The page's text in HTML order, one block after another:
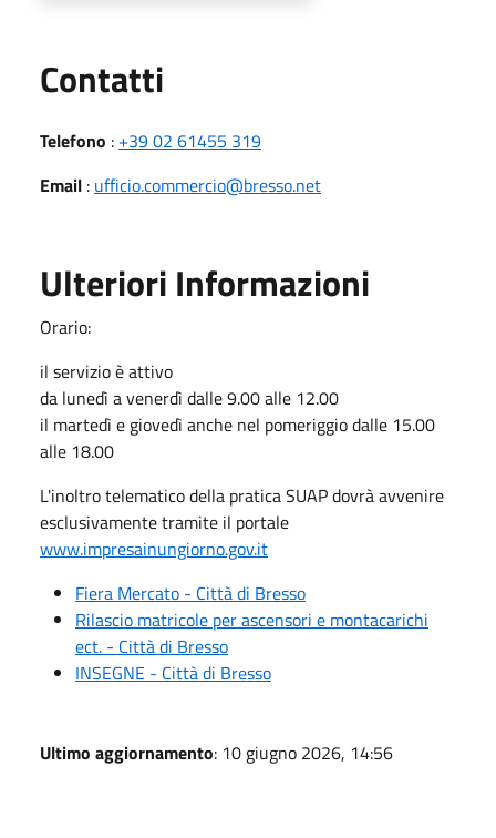
Contatti
Telefono : +39 02 61455 319
Email : ufficio.commercio@bresso.net
Ulteriori Informazioni
Orario:
il servizio è attivo
da lunedì a venerdì dalle 9.00 alle 12.00
il martedì e giovedì anche nel pomeriggio dalle 15.00
alle 18.00
L'inoltro telematico della pratica SUAP dovrà avvenire
esclusivamente tramite il portale
www.impresainungiorno.gov.it
Fiera Mercato - Città di Bresso
Rilascio matricole per ascensori e montacarichi
ect. - Città di Bresso
INSEGNE - Città di Bresso
Ultimo aggiornamento: 10 giugno 2026, 14:56